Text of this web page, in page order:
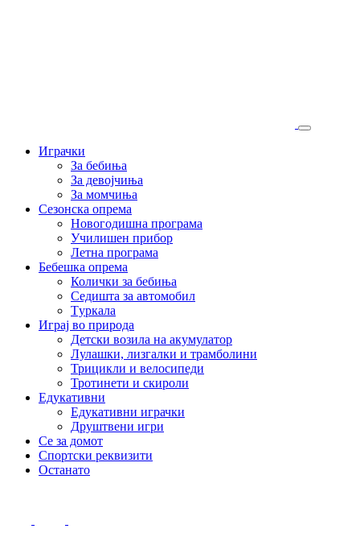
Играчки
За бебиња
За девојчиња
За момчиња
Сезонска опрема
Новогодишна програма
Училишен прибор
Летна програма
Бебешка опрема
Колички за бебиња
Седишта за автомобил
Tуркала
Играј во природа
Детски возила на акумулатор
Лулашки, лизгалки и трамболини
Трицикли и велосипеди
Тротинети и скироли
Едукативни
Едукативни играчки
Друштвени игри
Се за домот
Спортски реквизити
Останато